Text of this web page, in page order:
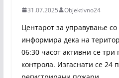
31.07.2025 Objektivno24
Центарот за управување
информира дека на
06:30 часот активни се
контрола. Изгаснати се 24